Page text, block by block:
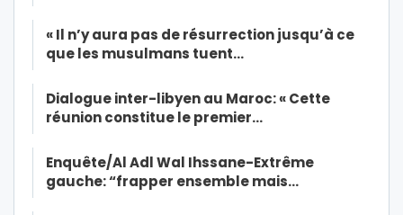
« Il n’y aura pas de résurrection jusqu’à ce
que les musulmans tuent…
Dialogue inter-libyen au Maroc: « Cette
réunion constitue le premier…
Enquête/Al Adl Wal Ihssane-Extrême
gauche: “frapper ensemble mais…